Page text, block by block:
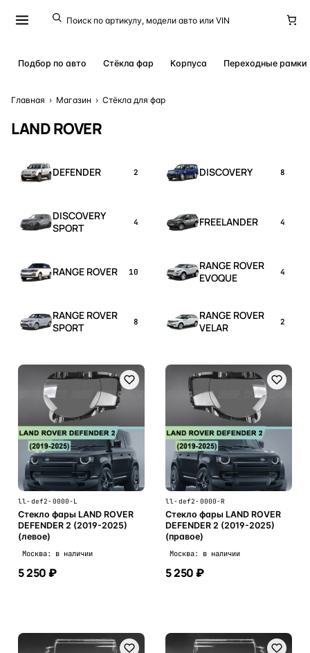
Подбор по авто Стёкла фар Корпуса Переходные рамки
Главная › Магазин › Стёкла для фар
LAND ROVER
DEFENDER 2 DISCOVERY 8
DISCOVERY
SPORT
4 FREELANDER 4
RANGE ROVER 10
RANGE ROVER
EVOQUE
4
RANGE ROVER
SPORT
8
RANGE ROVER
VELAR
2
ll-def2-0000-L
Стекло фары LAND ROVER
DEFENDER 2 (2019-2025)
(левое)
Москва: в наличии
5 250 ₽
ll-def2-0000-R
Стекло фары LAND ROVER
DEFENDER 2 (2019-2025)
(правое)
Москва: в наличии
5 250 ₽